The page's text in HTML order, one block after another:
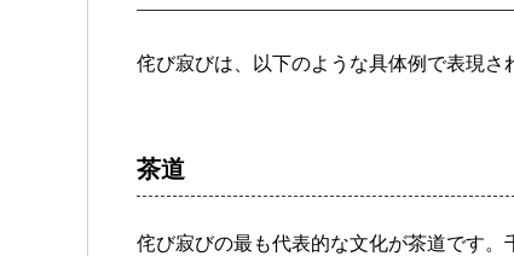
侘び寂びは、以下のような具体例で表現さ
茶道
侘び寂びの最も代表的な文化が茶道です